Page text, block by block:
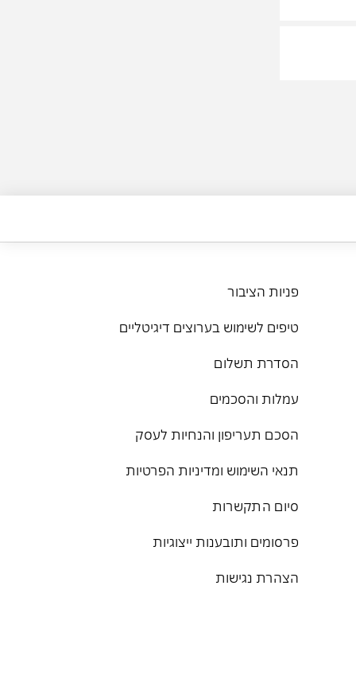
פניות הציבור
טיפים לשימוש בערוצים דיגיטליים
הסדרת תשלום
עמלות והסכמים
הסכם תעריפון והנחיות לעסק
תנאי השימוש ומדיניות הפרטיות
סיום התקשרות
פרסומים ותובענות ייצוגיות
הצהרת נגישות